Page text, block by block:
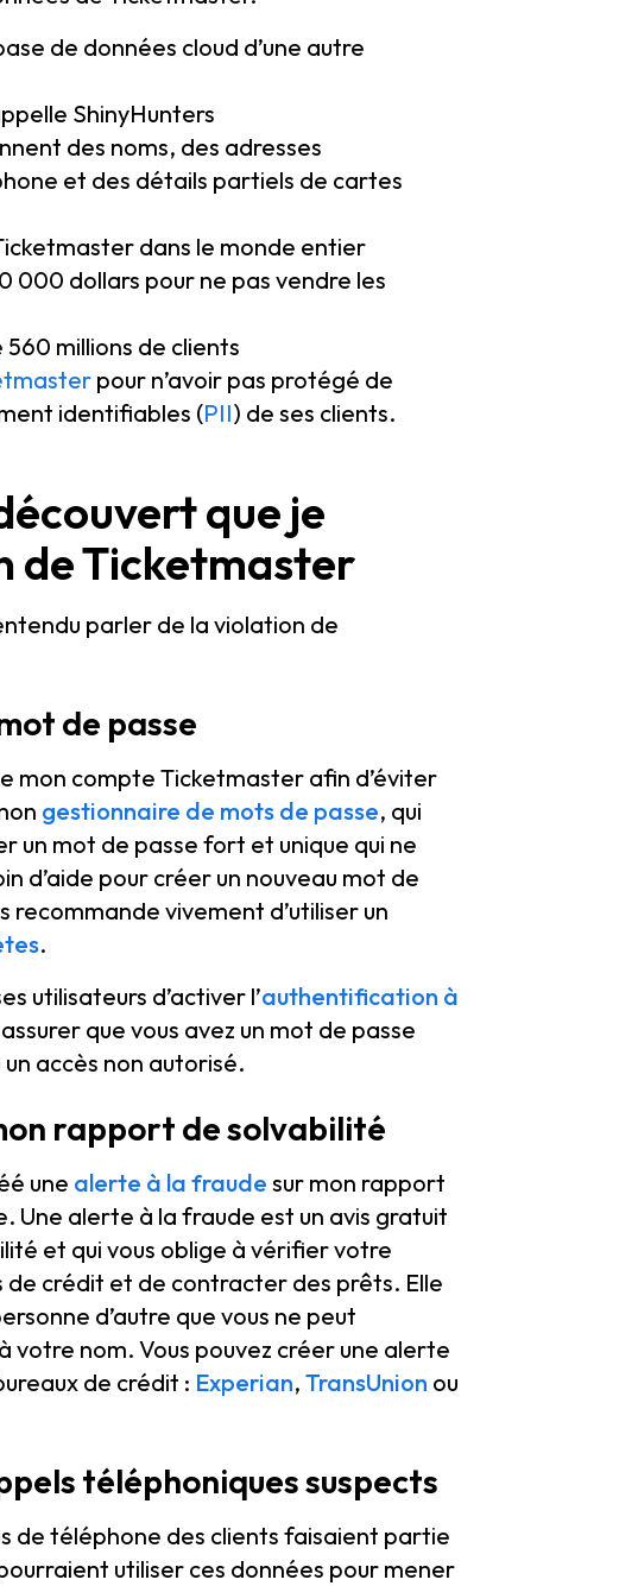
de données cloud d’une autre
ShinyHunters
des noms, des adresses
et des détails partiels de cartes
dans le monde entier
000 dollars pour ne pas vendre les
millions de clients
pour n’avoir pas protégé de
identifiables (PII) de ses clients.
que je
de Ticketmaster
parler de la violation de
de passe
mon compte Ticketmaster afin d’éviter
gestionnaire de mots de passe, qui
un mot de passe fort et unique qui ne
d’aide pour créer un nouveau mot de
vivement d’utiliser un
.
utilisateurs d’activer l’authentification à
que vous avez un mot de passe
accès non autorisé.
rapport de solvabilité
une alerte à la fraude sur mon rapport
Une alerte à la fraude est un avis gratuit
et qui vous oblige à vérifier votre
crédit et de contracter des prêts. Elle
d’autre que vous ne peut
nom. Vous pouvez créer une alerte
de crédit : Experian, TransUnion ou
téléphoniques suspects
de téléphone des clients faisaient partie
utiliser ces données pour mener